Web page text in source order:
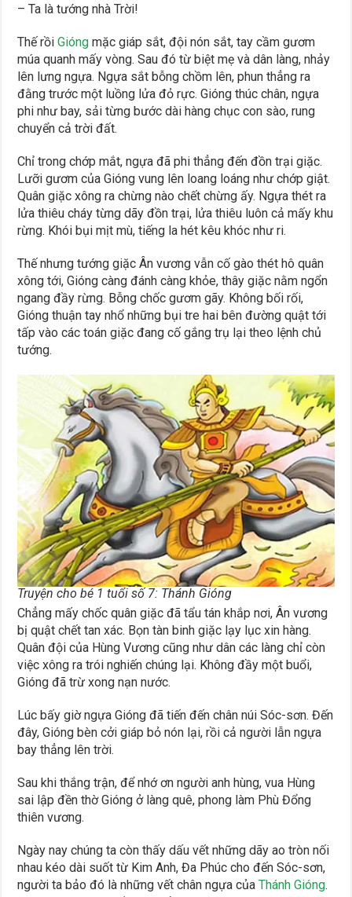
– Ta là tướng nhà Trời!
Thế rồiGióng mặc giáp sắt, đội nón sắt, tay cầm gươm
múa quanh mấy vòng. Sau đó từ biệt mẹ và dân làng, nhảy
lên lưng ngựa. Ngựa sắt bỗng chồm lên, phun thẳng ra
đằng trước một luồng lửa đỏ rực. Gióng thúc chân, ngựa
phi như bay, sải từng bước dài hàng chục con sào, rung
chuyển cả trời đất.
Chỉ trong chớp mắt, ngựa đã phi thẳng đến đồn trại giặc.
Lưỡi gươm của Gióng vung lên loang loáng như chớp giật.
Quân giặc xông ra chừng nào chết chừng ấy. Ngựa thét ra
lửa thiêu cháy từng dãy đồn trại, lửa thiêu luôn cả mấy khu
rừng. Khói bụi mịt mù, tiếng la hét kêu khóc như ri.
Thế nhưng tướng giặc Ân vương vẫn cố gào thét hô quân
xông tới, Gióng càng đánh càng khỏe, thây giặc nằm ngổn
ngang đầy rừng. Bỗng chốc gươm gãy. Không bối rối,
Gióng thuận tay nhổ những bụi tre hai bên đường quật tới
tấp vào các toán giặc đang cố gắng trụ lại theo lệnh chủ
tướng.
Truyện cho bé 1 tuổi số 7: Thánh Gióng
Chẳng mấy chốc quân giặc đã tẩu tán khắp nơi, Ân vương
bị quật chết tan xác. Bọn tàn binh giặc lạy lục xin hàng.
Quân đội của Hùng Vương cũng như dân các làng chỉ còn
việc xông ra trói nghiến chúng lại. Không đầy một buổi,
Gióng đã trừ xong nạn nước.
Lúc bấy giờ ngựa Gióng đã tiến đến chân núi Sóc-sơn. Đến
đây, Gióng bèn cởi giáp bỏ nón lại, rồi cả người lẫn ngựa
bay thẳng lên trời.
Sau khi thắng trận, để nhớ ơn người anh hùng, vua Hùng
sai lập đền thờ Gióng ở làng quê, phong làm Phù Đổng
thiên vương.
Ngày nay chúng ta còn thấy dấu vết những dãy ao tròn nối
nhau kéo dài suốt từ Kim Anh, Đa Phúc cho đến Sóc-sơn,
người ta bảo đó là những vết chân ngựa củaThánh Gióng.